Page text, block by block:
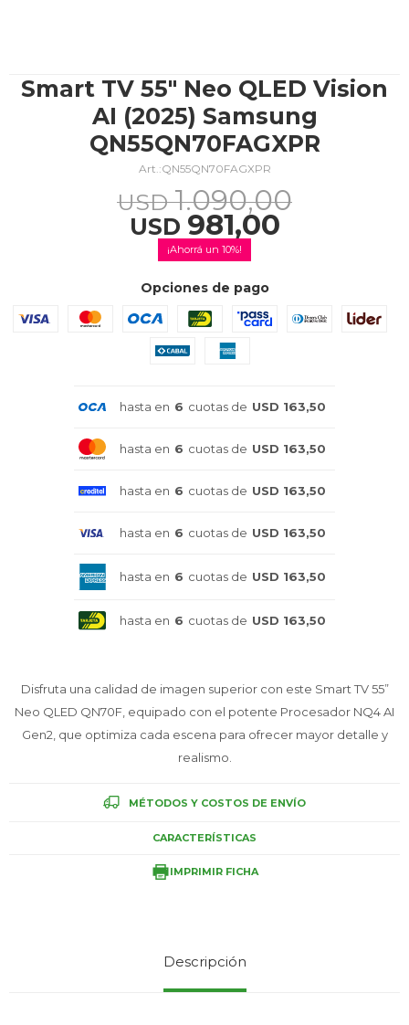
Smart TV 55" Neo QLED Vision
AI (2025) Samsung
QN55QN70FAGXPR
QN55QN70FAGXPR
USD 981,00
USD 1.090,00
10
Opciones de pago
hasta en 6 cuotas de USD 163,50
hasta en 6 cuotas de USD 163,50
hasta en 6 cuotas de USD 163,50
hasta en 6 cuotas de USD 163,50
hasta en 6 cuotas de USD 163,50
hasta en 6 cuotas de USD 163,50
Disfruta una calidad de imagen superior con este Smart TV 55”
Neo QLED QN70F, equipado con el potente Procesador NQ4 AI
Gen2, que optimiza cada escena para ofrecer mayor detalle y
realismo.
MÉTODOS Y COSTOS DE ENVÍO
CARACTERÍSTICAS
IMPRIMIR FICHA
Descripción
Hogar
Atención Personalizada
Service